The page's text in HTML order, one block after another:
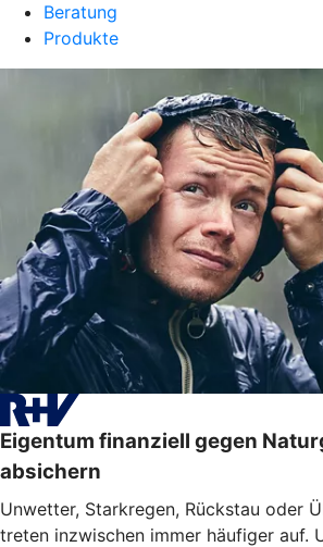
Beratung
Produkte
Eigentum finanziell gegen
absichern
Unwetter, Starkregen, Rückstau oder
treten inzwischen immer häufiger auf.